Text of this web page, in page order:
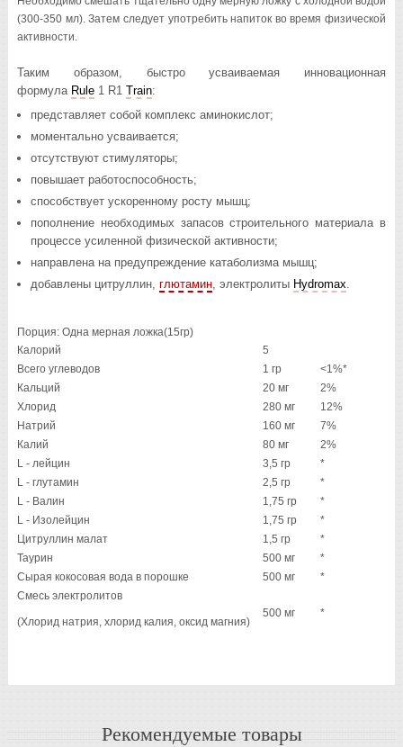
(300-350 мл). Затем следует употребить напиток во время физической
активности.
Таким образом, быстро усваиваемая инновационная
формула Rule 1 R1 Train:
представляет собой комплекс аминокислот;
моментально усваивается;
отсутствуют стимуляторы;
повышает работоспособность;
способствует ускоренному росту мышц;
пополнение необходимых запасов строительного материала в
процессе усиленной физической активности;
направлена на предупреждение катаболизма мышц;
добавлены цитруллин, глютамин , электролиты Hydromax
Порция: Одна мерная ложка(15гр)
Калорий
5
Всего углеводов
1 гр
<1%*
Кальций
20 мг
2%
Хлорид
280 мг
12%
Натрий
160 мг
7%
Калий
80 мг
2%
L - лейцин
3,5 гр
*
L - глутамин
2,5 гр
*
L - Валин
1,75 гр
*
L - Изолейцин
1,75 гр
*
Цитруллин малат
1,5 гр
*
Таурин
500 мг
*
Сырая кокосовая вода в порошке
500 мг
*
Смесь электролитов
500 мг
*
(Хлорид натрия, хлорид калия, оксид магния)
Рекомендуемые товары